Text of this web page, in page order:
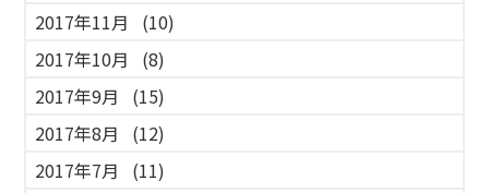
2017年11月
(10)
2017年10月
(8)
2017年9月
(15)
2017年8月
(12)
2017年7月
(11)